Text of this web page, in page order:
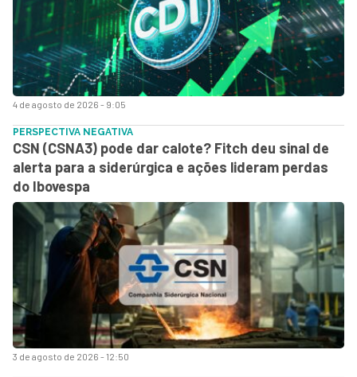
4 de agosto de 2026 - 9:05
3 de agosto de 2026 - 12:50
PERSPECTIVA NEGATIVA
CSN (CSNA3) pode dar calote? Fitch deu sinal de
alerta para a siderúrgica e ações lideram perdas
do Ibovespa